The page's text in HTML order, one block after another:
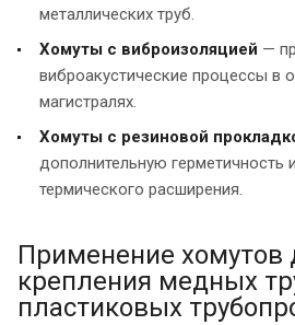
металлических труб.
Хомуты с виброизоляцией —
виброакустические процессы в
магистралях.
Хомуты с резиновой
дополнительную герметичность
термического расширения.
Применение хомутов
крепления медных
пластиковых